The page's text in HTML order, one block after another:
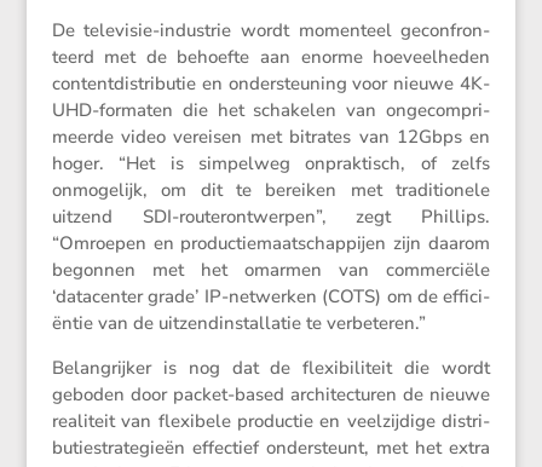
De televisie-industrie wordt momen­teel gecon­fron­
teerd met de behoefte aan enorme hoeveel­heden
content­dis­tri­butie en onder­steu­ning voor nieuwe 4K-
UHD-formaten die het schakelen van ongecom­pri­
meerde video vereisen met bitrates van 12Gbps en
hoger. “Het is simpelweg onprak­tisch, of zelfs
onmoge­lijk, om dit te bereiken met tradi­ti­o­nele
uitzend SDI-router­ont­werpen”, zegt Phillips.
“Omroepen en produc­tie­maat­schap­pijen zijn daarom
begonnen met het omarmen van commer­ciële
‘datacenter grade’ IP-netwerken (COTS) om de effici­
ëntie van de uitzend­in­stal­latie te verbeteren.”
Belang­rijker is nog dat de flexi­bi­li­teit die wordt
geboden door packet-based archi­tec­turen de nieuwe
reali­teit van flexi­bele productie en veelzij­dige distri­
bu­tie­stra­te­gieën effec­tief onder­steunt, met het extra